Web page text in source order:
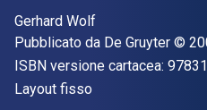
Autore(i)
Gerhard Wolf
Editore
Pubblicato da De Gruyter ©
ISBN versione cartacea:
Formato
Layout fisso